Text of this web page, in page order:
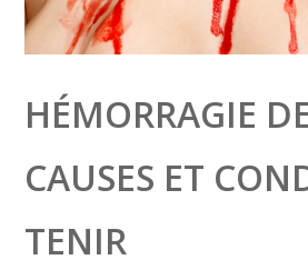
HÉMORRAGIE
CAUSES ET
TENIR